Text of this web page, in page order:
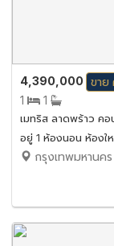
4,390,000 ขาย
1
1
เมทริส ลาดพร้าว ค
อยู่ 1 ห้องนอน ห้องใ
ลาดพร้าวตอนต้น
กรุงเทพมหานคร | เขตจตุ